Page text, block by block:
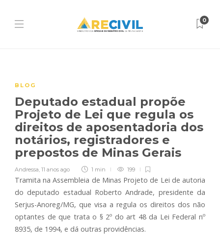
0
BLOG
Deputado estadual propõe
Projeto de Lei que regula os
direitos de aposentadoria dos
notários, registradores e
prepostos de Minas Gerais
Andressa, 11 anos ago 1 min 199
Tramita na Assembleia de Minas Projeto de Lei de autoria
do deputado estadual Roberto Andrade, presidente da
Serjus-Anoreg/MG, que visa a regula os direitos dos não
optantes de que trata o § 2º do art 48 da Lei Federal nº
8935, de 1994, e dá outras providências.